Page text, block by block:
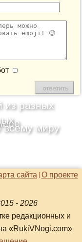
из разных
всему миру
О проекте
сайта
- 2026
редакционных и
«RukiVNogi.com»